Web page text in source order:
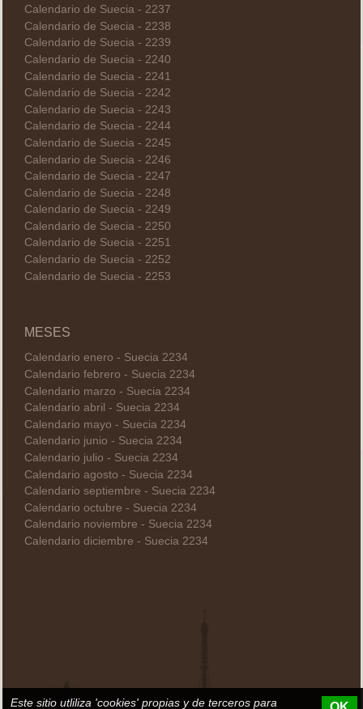
Calendario de Suecia - 2237
Calendario de Suecia - 2238
Calendario de Suecia - 2239
Calendario de Suecia - 2240
Calendario de Suecia - 2241
Calendario de Suecia - 2242
Calendario de Suecia - 2243
Calendario de Suecia - 2244
Calendario de Suecia - 2245
Calendario de Suecia - 2246
Calendario de Suecia - 2247
Calendario de Suecia - 2248
Calendario de Suecia - 2249
Calendario de Suecia - 2250
Calendario de Suecia - 2251
Calendario de Suecia - 2252
Calendario de Suecia - 2253
MESES
Calendario enero - Suecia 2234
Calendario febrero - Suecia 2234
Calendario marzo - Suecia 2234
Calendario abril - Suecia 2234
Calendario mayo - Suecia 2234
Calendario junio - Suecia 2234
Calendario julio - Suecia 2234
Calendario agosto - Suecia 2234
Calendario septiembre - Suecia 2234
Calendario octubre - Suecia 2234
Calendario noviembre - Suecia 2234
Calendario diciembre - Suecia 2234
Este sitio utliliza 'cookies' propias y de terceros para